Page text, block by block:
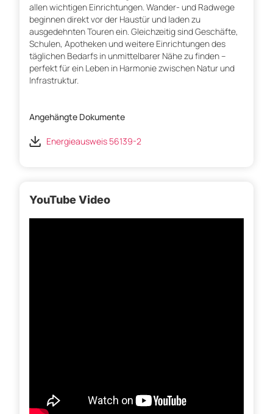
allen wichtigen Einrichtungen. Wander- und Radwege
beginnen direkt vor der Haustür und laden zu
ausgedehnten Touren ein. Gleichzeitig sind Geschäfte,
Schulen, Apotheken und weitere Einrichtungen des
täglichen Bedarfs in unmittelbarer Nähe zu finden –
perfekt für ein Leben in Harmonie zwischen Natur und
Infrastruktur.
Angehängte Dokumente
Energieausweis 56139-2
YouTube Video